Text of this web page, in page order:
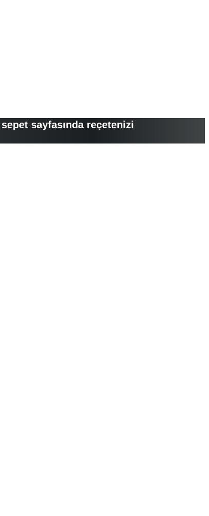
sayfasında reçetenizi